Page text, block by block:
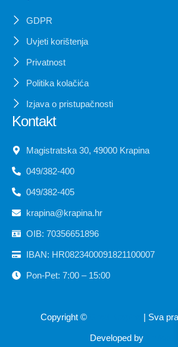
GDPR
Uvjeti korištenja
Privatnost
Politika kolačića
Izjava o pristupačnosti
Kontakt
Magistratska 30, 49000 Krapina
049/382-400
049/382-405
krapina@krapina.hr
OIB: 70356651896
IBAN: HR0823400091821100007
Pon-Pet: 7:00 – 15:00
Copyright © | Sva
Developed by